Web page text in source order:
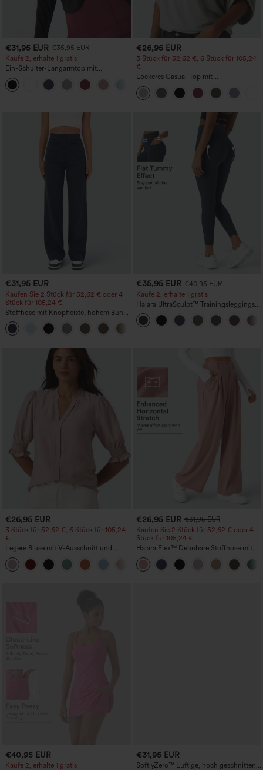
€31,95 EUR €35,95 EUR
Kaufe 2, erhalte 1 gratis
Ein-Schulter-Langarmtop mit
Daumenloch, geschwungener Saum
(High-Low), schnell trocknend – Yoga-
Sporttop mit integriertem BH
€26,95 EUR
3 Stück für 52,62 €, 6 Stück für 105,24
€
Lockeres Casual-Top mit
Rundhalsausschnitt und
Fledermausärmeln
€31,95 EUR
Kaufen Sie 2 Stück für 52,62 € oder 4
Stück für 105,24 €.
Stoffhose mit Knopfleiste, hohem Bund,
mehreren Taschen und geradem Bein
€35,95 EUR €40,95 EUR
Kaufe 2, erhalte 1 gratis
Halara UltraSculpt™ Trainingsleggings
mit hohem Bund – raffende Push-up-
Po-Form, Bauchkontrolle, Taschen und
formende Passform
€26,95 EUR
3 Stück für 52,62 €, 6 Stück für 105,24
€
Legere Bluse mit V-Ausschnitt und
kurzen Puffärmeln
€26,95 EUR €31,95 EUR
Kaufen Sie 2 Stück für 52,62 € oder 4
Stück für 105,24 €.
Halara Flex™ Dehnbare Stoffhose mit
hohem Bund, Waffelmuster,
Seitentaschen und weitem Bein
€40,95 EUR
Kaufe 2, erhalte 1 gratis
€31,95 EUR
SoftlyZero™ Luftige, hoch geschnittene,